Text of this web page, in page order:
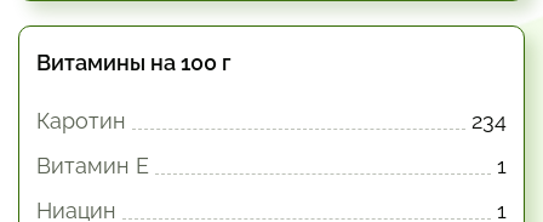
Витамины на 100 г
Каротин
234
Витамин E
1
Ниацин
1